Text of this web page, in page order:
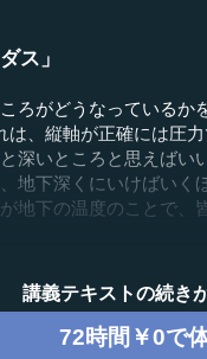
ス」
ろがどうなっているか
は、縦軸が正確には圧
深いところと思えばい
地下深くにいけばいく
地下の温度のことで、
講義テキストの続き
72時間￥0で